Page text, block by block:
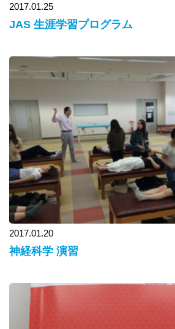
2017.01.25
JAS 生涯学習プログラム
2017.01.20
神経科学 演習